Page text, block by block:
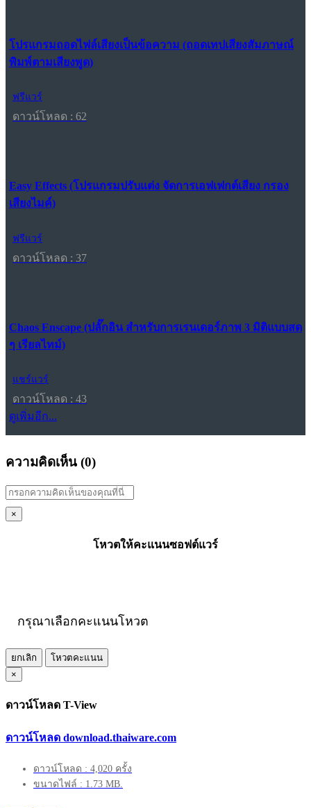
โปรแกรมถอดไฟล์เสียงเป็นข้อความ (ถอดเทปเสียงสัมภาษณ์
พิมพ์ตามเสียงพูด)
ฟรีแวร์
ดาวน์โหลด : 62
Easy Effects (โปรแกรมปรับแต่ง จัดการเอฟเฟกต์เสียง กรอง
เสียงไมค์)
ฟรีแวร์
ดาวน์โหลด : 37
Chaos Enscape (ปลั๊กอิน สำหรับการเรนเดอร์ภาพ 3 มิติแบบสด
ๆ เรียลไทม์)
แชร์แวร์
ดาวน์โหลด : 43
ดูเพิ่มอีก...
ความคิดเห็น (0)
×
โหวตให้คะแนนซอฟต์แวร์
กรุณาเลือกคะแนนโหวต
ยกเลิก
โหวตคะแนน
×
ดาวน์โหลด T-View
ดาวน์โหลด download.thaiware.com
ดาวน์โหลด : 4,020 ครั้ง
ขนาดไฟล์ : 1.73 MB.